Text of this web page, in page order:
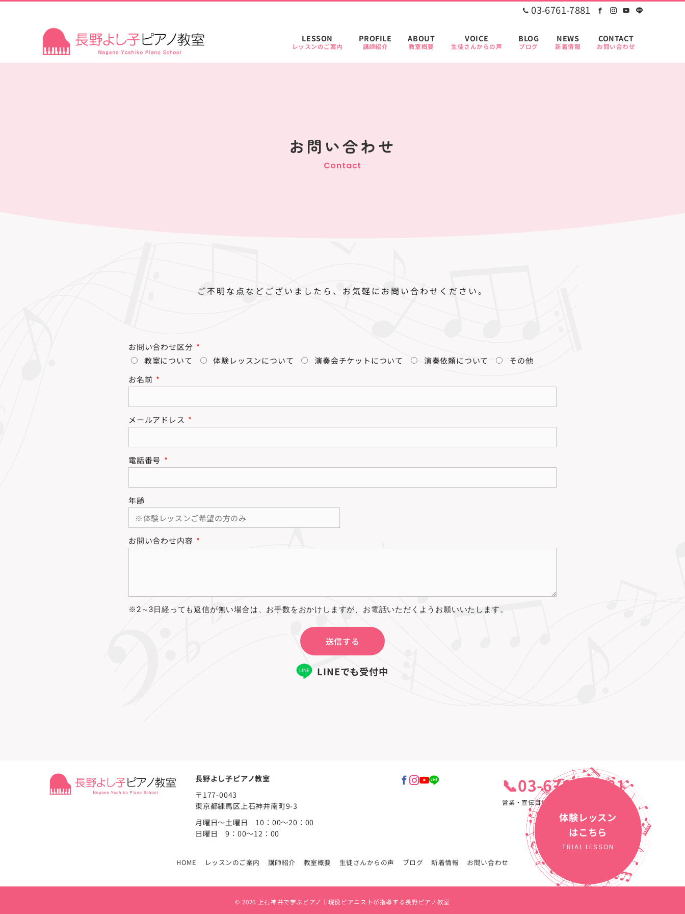
03-6761-7881
LESSON
レッスンのご案内
PROFILE
講師紹介
ABOUT
教室概要
VOICE
生徒さんからの声
BLOG
ブログ
NEWS
新着情報
CONTACT
お問い合わせ
体験レッスン
はこちら
TRIAL LESSON
お問い合わせ
Contact
ご不明な点などございましたら、お気軽にお問い合わせください。
お問い合わせ区分
教室について
体験レッスンについて 演奏会チケットについて 演奏依頼について
その他
お名前
メールアドレス
電話番号
年齢
お問い合わせ内容
※2～3日経っても返信が無い場合は、お手数をおかけしますが、お電話いただくようお願いいたします。
送信する
LINEでも受付中
長野よし子ピアノ教室
〒177-0043
東京都練馬区上石神井南町9-3
月曜日～土曜日 10：00～20：00
日曜日 9：00～12：00
📞03-6761-7881
営業・宣伝目的のご連絡はご遠慮ください。
HOME レッスンのご案内 講師紹介 教室概要 生徒さんからの声 ブログ 新着情報 お問い合わせ
© 2026 上石神井で学ぶピアノ｜現役ピアニストが指導する長野ピアノ教室